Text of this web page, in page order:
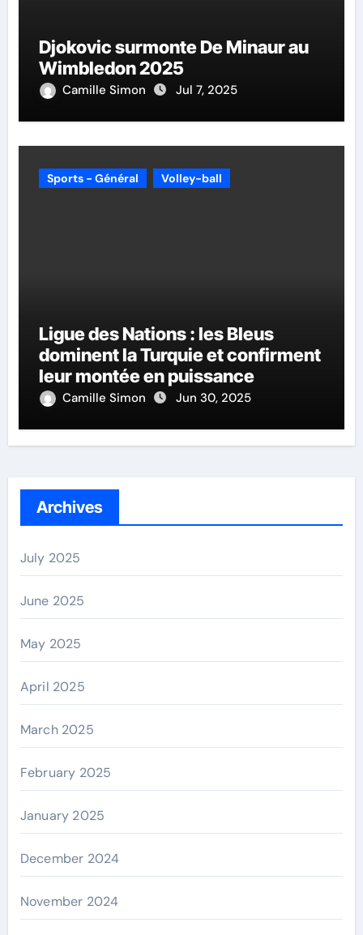
Djokovic surmonte De Minaur au
Wimbledon 2025
Camille Simon Jul 7, 2025
Sports - Général Volley-ball
Ligue des Nations : les Bleus
dominent la Turquie et confirment
leur montée en puissance
Camille Simon Jun 30, 2025
Archives
July 2025
June 2025
May 2025
April 2025
March 2025
February 2025
January 2025
December 2024
November 2024